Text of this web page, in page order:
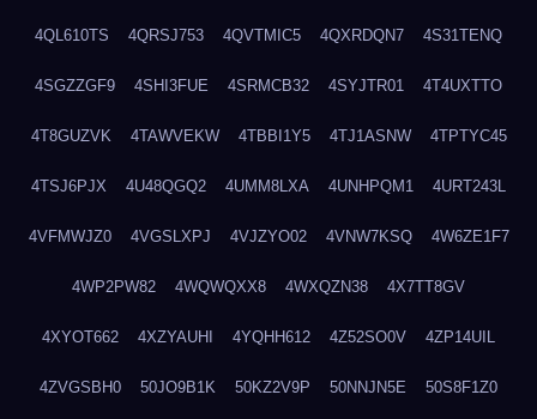
4QL610TS 4QRSJ753 4QVTMIC5 4QXRDQN7 4S31TENQ
4SGZZGF9 4SHI3FUE 4SRMCB32 4SYJTR01 4T4UXTTO
4T8GUZVK 4TAWVEKW 4TBBI1Y5 4TJ1ASNW 4TPTYC45
4TSJ6PJX 4U48QGQ2 4UMM8LXA 4UNHPQM1 4URT243L
4VFMWJZ0 4VGSLXPJ 4VJZYO02 4VNW7KSQ 4W6ZE1F7
4WP2PW82 4WQWQXX8 4WXQZN38 4X7TT8GV
4XYOT662 4XZYAUHI 4YQHH612 4Z52SO0V 4ZP14UIL
4ZVGSBH0 50JO9B1K 50KZ2V9P 50NNJN5E 50S8F1Z0